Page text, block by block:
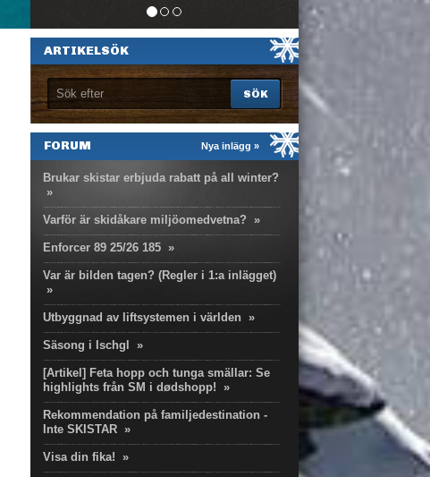
ARTIKELSÖK
Nya inlägg »
FORUM
Brukar skistar erbjuda rabatt på all winter?
»
Varför är skidåkare miljöomedvetna? »
Enforcer 89 25/26 185 »
Var är bilden tagen? (Regler i 1:a inlägget)
»
Utbyggnad av liftsystemen i världen »
Säsong i Ischgl »
[Artikel] Feta hopp och tunga smällar: Se
highlights från SM i dødshopp! »
Rekommendation på familjedestination -
Inte SKISTAR »
Visa din fika! »